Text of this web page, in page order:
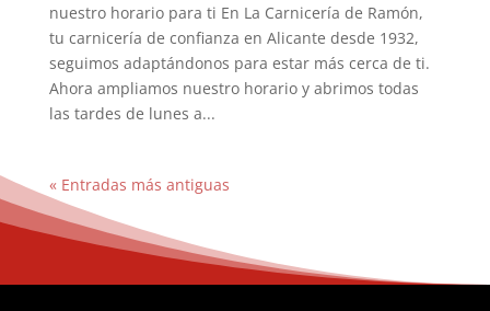
nuestro horario para ti En La Carnicería de Ramón,
tu carnicería de confianza en Alicante desde 1932,
seguimos adaptándonos para estar más cerca de ti.
Ahora ampliamos nuestro horario y abrimos todas
las tardes de lunes a...
« Entradas más antiguas